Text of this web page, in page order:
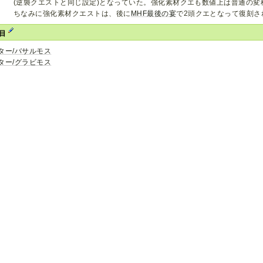
(逆襲クエストと同じ設定)となっていた。強化素材クエも数値上は普通の変
ちなみに強化素材クエストは、後に MHF最後の宴で2頭クエとなって復刻さ
ー/バサルモス
ー/グラビモス